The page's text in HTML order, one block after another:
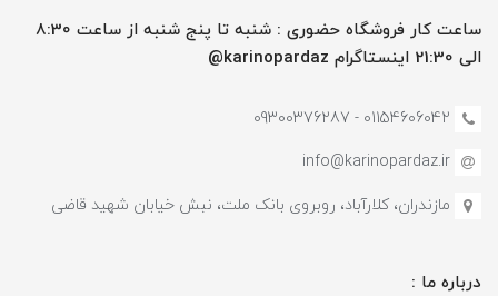
ساعت کار فروشگاه حضوری : شنبه تا پنج شنبه از ساعت 8:30
الی 21:30 اینستاگرام karinopardaz@
01154606042 - 09300376287
info@karinopardaz.ir
مازندران، کلارآباد، روبروی بانک ملت، نبش خیابان شهید قاضی
درباره ما :